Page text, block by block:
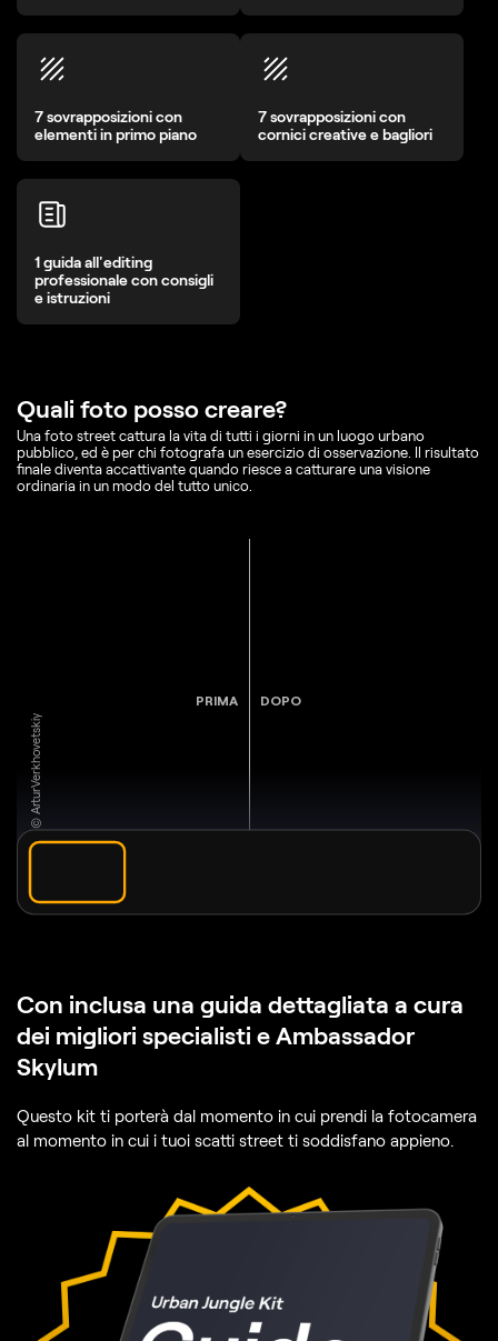
7 sovrapposizioni con
elementi in primo piano
7 sovrapposizioni con
cornici creative e bagliori
1 guida all'editing
professionale con consigli
e istruzioni
Quali foto posso creare?
Una foto street cattura la vita di tutti i giorni in un luogo urbano
pubblico, ed è per chi fotografa un esercizio di osservazione. Il risultato
finale diventa accattivante quando riesce a catturare una visione
ordinaria in un modo del tutto unico.
PRIMA DOPO
© ArturVerkhovetskiy
Con inclusa una guida dettagliata a cura
dei migliori specialisti e Ambassador
Skylum
Questo kit ti porterà dal momento in cui prendi la fotocamera
al momento in cui i tuoi scatti street ti soddisfano appieno.